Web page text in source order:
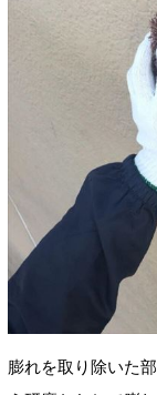
膨れを取り除いた